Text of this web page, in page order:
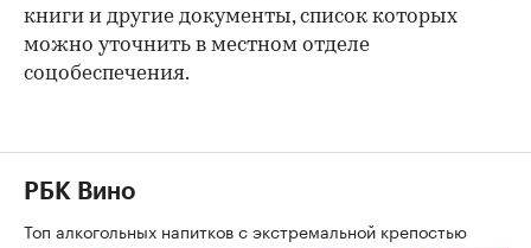
книги и другие документы, список которых
можно уточнить в местном отделе
соцобеспечения.
РБК Вино
Топ алкогольных напитков с экстремальной крепостью